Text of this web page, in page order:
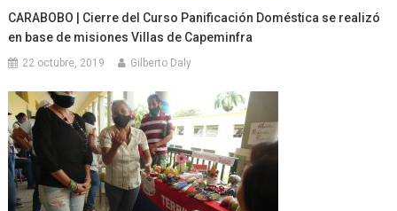
CARABOBO | Cierre del Curso Panificación Doméstica se realizó
en base de misiones Villas de Capeminfra
22 octubre, 2019 Gilberto Daly